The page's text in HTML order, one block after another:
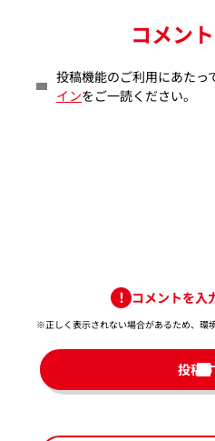
コメン
投稿機能のご利用にあたっ
インをご一読ください。
コメントを入
※正しく表示されない場合があるため、環
投稿